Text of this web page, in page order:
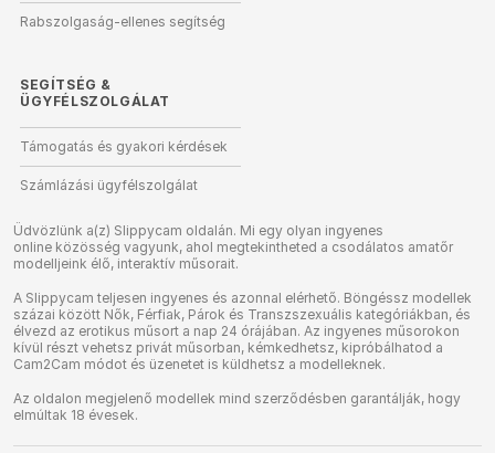
Rabszolgaság-ellenes segítség
SEGÍTSÉG &
ÜGYFÉLSZOLGÁLAT
Támogatás és gyakori kérdések
Számlázási ügyfélszolgálat
Üdvözlünk a(z) Slippycam oldalán. Mi egy olyan ingyenes
online közösség vagyunk, ahol megtekintheted a csodálatos amatőr
modelljeink élő, interaktív műsorait.
A Slippycam teljesen ingyenes és azonnal elérhető. Böngéssz modellek
százai között Nők, Férfiak, Párok és Transzszexuális kategóriákban, és
élvezd az erotikus műsort a nap 24 órájában. Az ingyenes műsorokon
kívül részt vehetsz privát műsorban, kémkedhetsz, kipróbálhatod a
Cam2Cam módot és üzenetet is küldhetsz a modelleknek.
Az oldalon megjelenő modellek mind szerződésben garantálják, hogy
elmúltak 18 évesek.